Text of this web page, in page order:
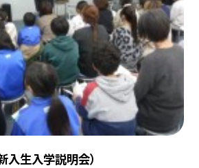
入生入学説明会）